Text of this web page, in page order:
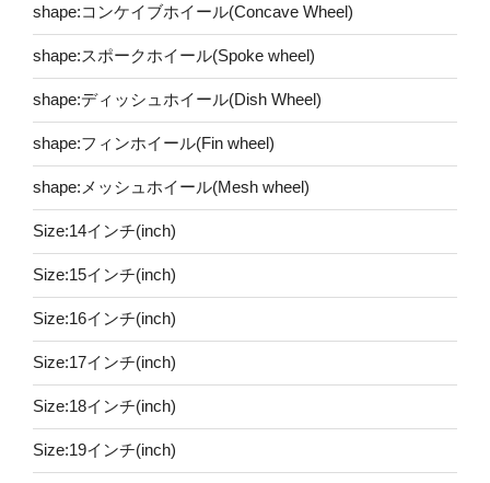
shape:コンケイブホイール(Concave Wheel)
shape:スポークホイール(Spoke wheel)
shape:ディッシュホイール(Dish Wheel)
shape:フィンホイール(Fin wheel)
shape:メッシュホイール(Mesh wheel)
Size:14インチ(inch)
Size:15インチ(inch)
Size:16インチ(inch)
Size:17インチ(inch)
Size:18インチ(inch)
Size:19インチ(inch)